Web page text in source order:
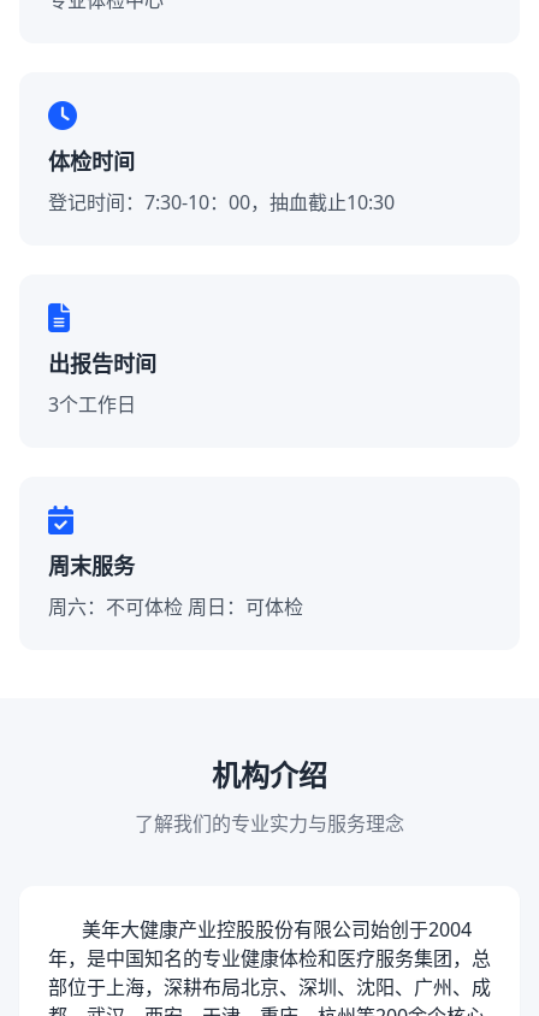
体检时间
登记时间：7:30-10：00，抽血截止10:30
出报告时间
3个工作日
周末服务
周六：不可体检 周日：可体检
机构介绍
了解我们的专业实力与服务理念
美年大健康产业控股股份有限公司始创于2004
年，是中国知名的专业健康体检和医疗服务集团，总
部位于上海，深耕布局北京、深圳、沈阳、广州、成